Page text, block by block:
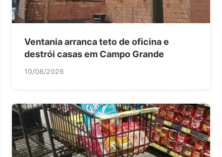
Ventania arranca teto de oficina e
destrói casas em Campo Grande
10/08/2026